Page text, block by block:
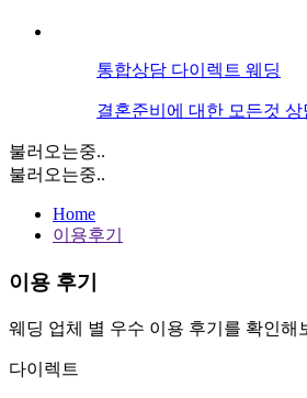
통합상담 다이렉트 웨딩
결혼준비에 대한 모든것
불러오는중..
불러오는중..
Home
이용후기
이용 후기
웨딩 업체 별 우수 이용 후기를 확인해
다이렉트